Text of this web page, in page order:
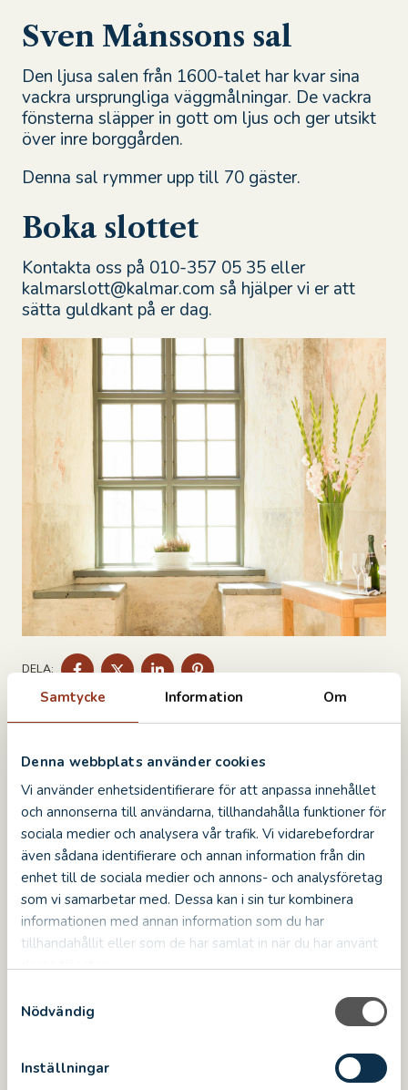
Samtycke Information Om
Denna webbplats använder cookies
Vi använder enhetsidentifierare för att anpassa innehållet
och annonserna till användarna, tillhandahålla funktioner för
sociala medier och analysera vår trafik. Vi vidarebefordrar
även sådana identifierare och annan information från din
enhet till de sociala medier och annons- och analysföretag
som vi samarbetar med. Dessa kan i sin tur kombinera
informationen med annan information som du har
tillhandahållit eller som de har samlat in när du har använt
deras tjänster.
Nödvändig
Inställningar
Sven Månssons sal
Den ljusa salen från 1600-talet har kvar sina
vackra ursprungliga väggmålningar. De vackra
fönsterna släpper in gott om ljus och ger utsikt
över inre borggården.
Denna sal rymmer upp till 70 gäster.
Boka slottet
Kontakta oss på 010-357 05 35 eller
kalmarslott@kalmar.com så hjälper vi er att
sätta guldkant på er dag.
DELA:
DELA
PÅ
DELA
PÅ
DELA
PÅ
DELA
PÅ
Drömmer ni om att gifta er kungligt på ett